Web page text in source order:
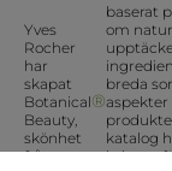
Yves
Rocher
har
skapat
Botanical
Beauty,
skönhet
från
®
baserat
om
breda
aspekter
katalog
kvinnor